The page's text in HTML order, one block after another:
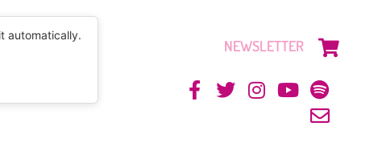
automatically.
NEWSLETTER